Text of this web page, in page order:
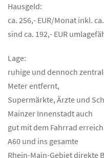
Hausgeld:
ca. 256,- EUR/Monat inkl.
sind ca. 192,- EUR
Lage:
ruhige und dennoch
Meter entfernt,
Supermärkte, Ärzte und
Mainzer Innenstadt auch
gut mit dem Fahrrad
A60 und ins gesamte
Rhein-Main-Gebiet direkte